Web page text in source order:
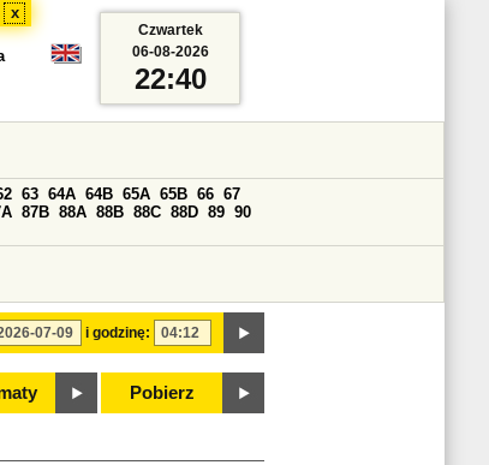
x
i godzinę:
63 64A 64B 65A 65B 66 67
87B 88A 88B 88C 88D 89 90
Pobierz
Czwartek
06-08-2026
22:40